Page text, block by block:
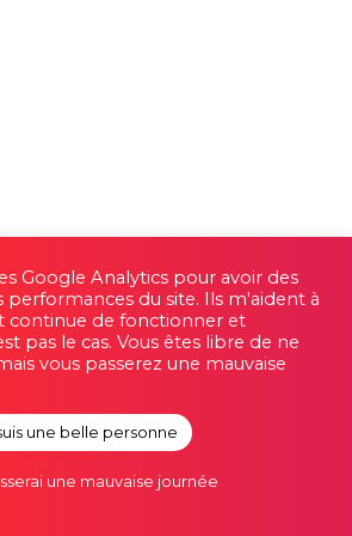
Favraud. |
Mentions légales et
Google Analytics pour avoir des
performances du site. Ils m'aident à
continue de fonctionner et
pas le cas. Vous êtes libre de ne
vous passerez une mauvaise
une belle personne
une mauvaise journée